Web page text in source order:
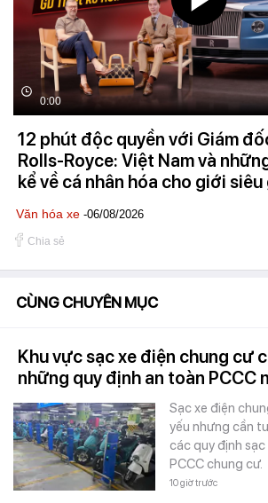
0:00
12 phút độc quyền với Giám
Rolls-Royce: Việt Nam và
kể về cá nhân hóa cho giới
Văn hóa xe -06/08/2026
Chia sẻ
CÙNG CHUYÊN MỤC
Khu vực sạc xe điện chung cư
những quy định an toàn PCCC
Sạc xe điện
yếu nhưng cần
các quy định
PCCC chung cư.
10 giờ trước